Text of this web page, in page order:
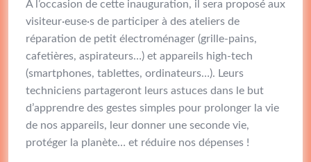
À l’occasion de cette inauguration, il sera proposé aux
visiteur·euse·s de participer à des ateliers de
réparation de petit électroménager (grille-pains,
cafetières, aspirateurs…) et appareils high-tech
(smartphones, tablettes, ordinateurs…). Leurs
techniciens partageront leurs astuces dans le but
d’apprendre des gestes simples pour prolonger la vie
de nos appareils, leur donner une seconde vie,
protéger la planète… et réduire nos dépenses !